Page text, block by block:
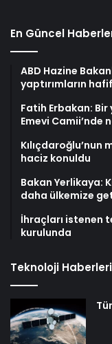
En Güncel
ABD Hazine
yaptırımların
Fatih Erbakan: Bir
Emevi Camii’nde
Kılıçdaroğlu’nun
haciz konuldu
Bakan Yerlikaya:
daha ülkemize
İhraçları istenen
kurulunda
Teknoloji Haberleri